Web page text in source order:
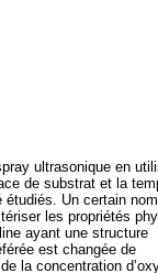
ultrasonique en
de substrat et la
Un certain
les propriétés
ayant une structure
est changée de
la concentration